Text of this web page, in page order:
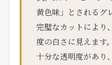
黄色味」とされるグ
完璧なカットにより
度の白さに見えます
十分な透明度があり